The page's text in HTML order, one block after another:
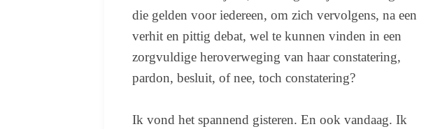
die gelden voor iedereen, om zich vervolgens, na een
verhit en pittig debat, wel te kunnen vinden in een
zorgvuldige heroverweging van haar constatering,
pardon, besluit, of nee, toch constatering?
Ik vond het spannend gisteren. En ook vandaag. Ik